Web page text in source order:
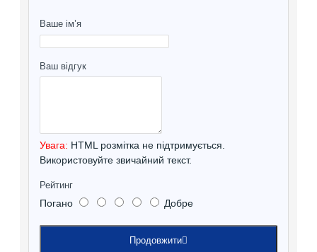
Ваше ім’я
Ваш відгук
Увага: HTML розмітка не підтримується.
Використовуйте звичайний текст.
Рейтинг
Погано Добре
Продовжити